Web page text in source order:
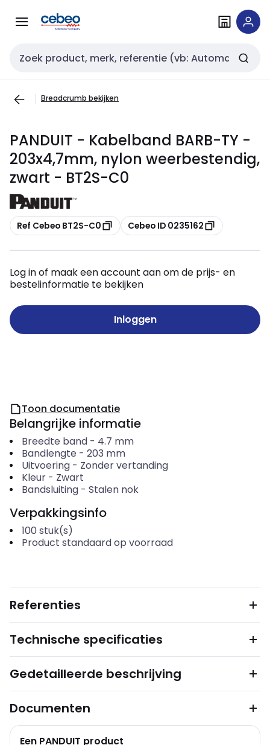
naar
naar
Zoekveld invoer
Breadcrumb bekijken
PANDUIT - Kabelband BARB-TY -
203x4,7mm, nylon weerbestendig,
zwart - BT2S-C0
Kopiëren
Ref Cebeo BT2S-C0 Kopiëren
Cebeo ID 0235162
Log in of maak een account aan om de prijs- en
bestelinformatie te bekijken
Inloggen
Toon documentatie
Belangrijke informatie
Breedte band- 4.7 mm
Bandlengte - 203 mm
Uitvoering- Zonder vertanding
Kleur- Zwart
Bandsluiting- Stalen nok
Verpakkingsinfo
100 stuk(s)
Product standaard op voorraad
Referenties
Technische specificaties
Gedetailleerde beschrijving
Documenten
Een PANDUIT product